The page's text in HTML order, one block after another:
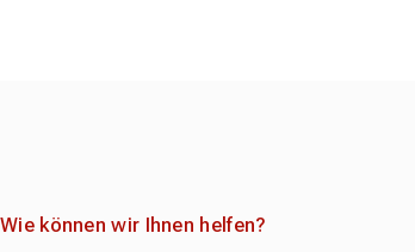
Wie können wir Ihnen helfen?